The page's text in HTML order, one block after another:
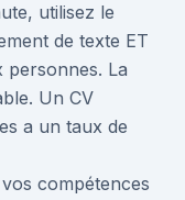
utilisez le
de texte ET
personnes. La
Un CV
a un taux de
compétences